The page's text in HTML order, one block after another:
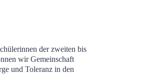
der zweiten bis
wir Gemeinschaft
und Toleranz in den